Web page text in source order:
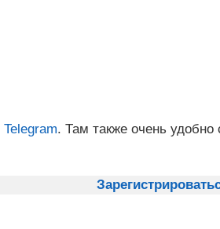
Telegram. Там также очень